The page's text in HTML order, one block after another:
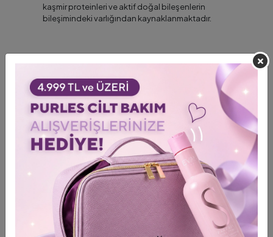
kaşmir proteinleri ve aktif doğal bileşenlerin
bileşimindeki varlığından kaynaklanmaktadır.
…(devam ediyor)…
Стать Жінка
Місце
доставки
Туреччина,Ukraine
Використання Profesyonel,Особиста гігієна
продукта
Великий розмір